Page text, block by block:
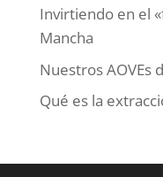
Invirtiendo en el
Mancha
Nuestros AOVEs
Qué es la